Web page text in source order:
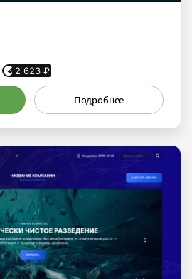
2 623 ₽
Подробнее